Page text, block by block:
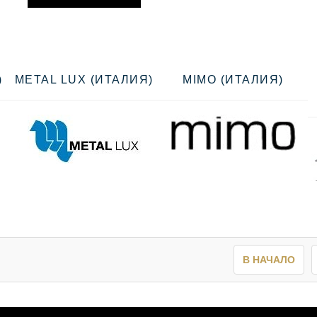
METAL LUX (ИТАЛИЯ) MIMO (ИТАЛИЯ)
В НАЧАЛО